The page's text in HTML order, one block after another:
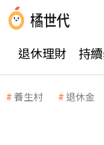
退休理財 持
養生村 退休金